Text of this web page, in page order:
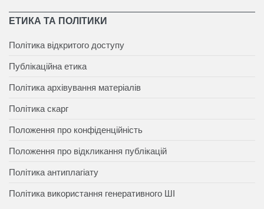
ЕТИКА ТА ПОЛІТИКИ
Політика відкритого доступу
Публікаційна етика
Політика архівування матеріалів
Політика скарг
Положення про конфіденційність
Положення про відкликання публікацій
Політика антиплагіату
Політика використання генеративного ШІ